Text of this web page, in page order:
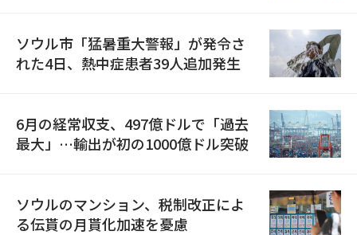
ソウル市「猛暑重大警報」が発令さ
れた4日、熱中症患者39人追加発生
6月の経常収支、497億ドルで「過去
最大」…輸出が初の1000億ドル突破
ソウルのマンション、税制改正によ
る伝貰の月貰化加速を憂慮